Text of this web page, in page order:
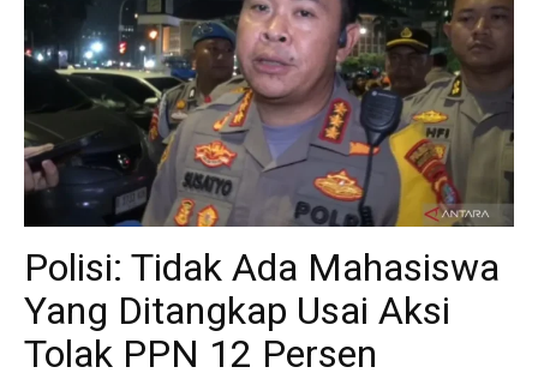
Polisi: Tidak Ada Mahasiswa
Yang Ditangkap Usai Aksi
Tolak PPN 12 Persen